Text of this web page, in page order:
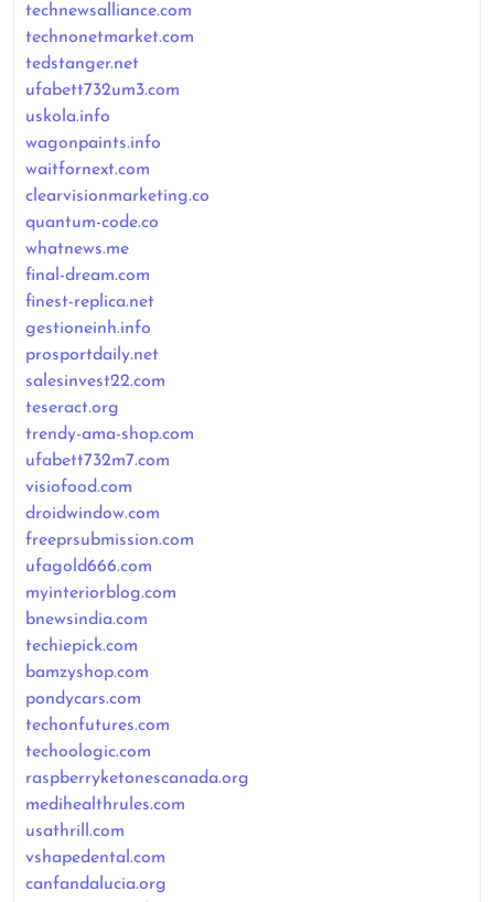
technewsalliance.com
technonetmarket.com
tedstanger.net
ufabett732um3.com
uskola.info
wagonpaints.info
waitfornext.com
clearvisionmarketing.co
quantum-code.co
whatnews.me
final-dream.com
finest-replica.net
gestioneinh.info
prosportdaily.net
salesinvest22.com
teseract.org
trendy-ama-shop.com
ufabett732m7.com
visiofood.com
droidwindow.com
freeprsubmission.com
ufagold666.com
myinteriorblog.com
bnewsindia.com
techiepick.com
bamzyshop.com
pondycars.com
techonfutures.com
techoologic.com
raspberryketonescanada.org
medihealthrules.com
usathrill.com
vshapedental.com
canfandalucia.org